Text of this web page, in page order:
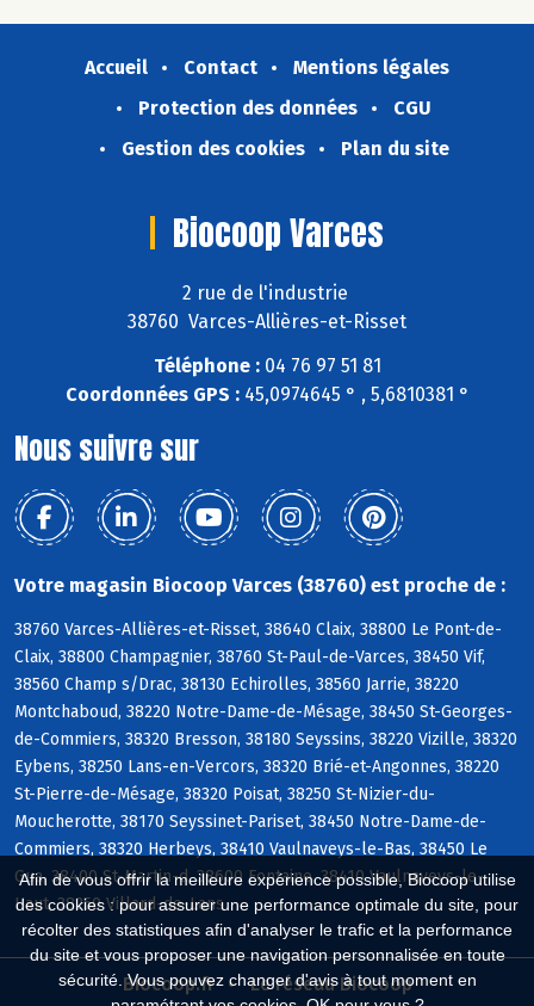
Afin de vous offrir la meilleure expérience possible, Biocoop utilise
des cookies : pour assurer une performance optimale du site, pour
récolter des statistiques afin d'analyser le trafic et la performance
du site et vous proposer une navigation personnalisée en toute
sécurité. Vous pouvez changer d'avis à tout moment en
Accueil Contact
Mentions légales
Protection des données
CGU
Gestion des cookies
Plan du site
Biocoop Varces
2 rue de l'industrie
38760 Varces-Allières-et-Risset
Téléphone :04 76 97 51 81
Coordonnées GPS :45,0974645 ° , 5,6810381 °
Nous suivre sur
Votre magasin Biocoop Varces (38760) est proche de :
38760 Varces-Allières-et-Risset, 38640 Claix, 38800 Le Pont-de-
Claix, 38800 Champagnier, 38760 St-Paul-de-Varces, 38450 Vif,
38560 Champ s/Drac, 38130 Echirolles, 38560 Jarrie, 38220
Montchaboud, 38220 Notre-Dame-de-Mésage, 38450 St-Georges-
de-Commiers, 38320 Bresson, 38180 Seyssins, 38220 Vizille, 38320
Eybens, 38250 Lans-en-Vercors, 38320 Brié-et-Angonnes, 38220
St-Pierre-de-Mésage, 38320 Poisat, 38250 St-Nizier-du-
Moucherotte, 38170 Seyssinet-Pariset, 38450 Notre-Dame-de-
Commiers, 38320 Herbeys, 38410 Vaulnaveys-le-Bas, 38450 Le
Gua, 38400 St-Martin-d, 38600 Fontaine, 38410 Vaulnaveys-le-
Haut, 38250 Villard-de-Lans
Biocoop.fr Le réseau Biocoop